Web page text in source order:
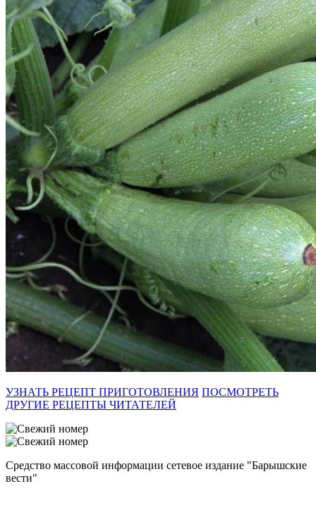
УЗНАТЬ РЕЦЕПТ ПРИГОТОВЛЕНИЯ ПОСМОТРЕТЬ
ДРУГИЕ РЕЦЕПТЫ ЧИТАТЕЛЕЙ
Средство массовой информации сетевое издание "Барышские
вести"